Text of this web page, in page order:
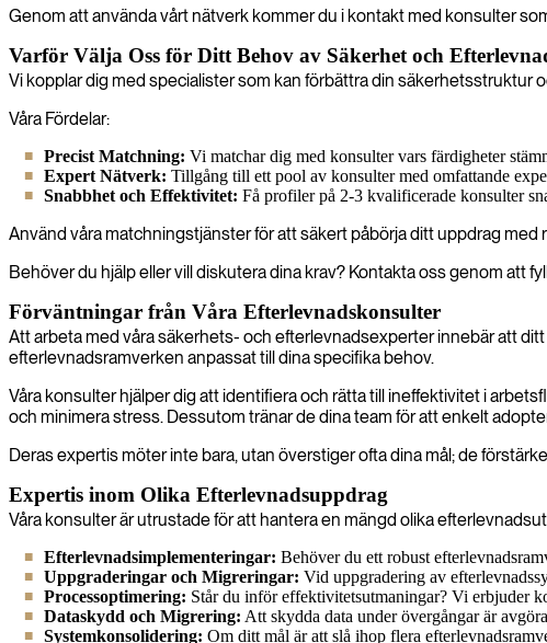
Genom att använda vårt nätverk kommer du i kontakt med konsulter
Varför Välja Oss för Ditt Behov av Säkerhet och
Vi kopplar dig med specialister som kan förbättra din säkerhetsstruktur
Våra Fördelar:
Precist Matchning: Vi matchar dig med konsulter vars färdigheter
Expert Nätverk: Tillgång till ett pool av konsulter med omfattande
Snabbhet och Effektivitet: Få profiler på 2-3 kvalificerade konsulter
Använd våra matchningstjänster för att säkert påbörja ditt uppdrag med
Behöver du hjälp eller vill diskutera dina krav? Kontakta oss genom att
Förväntningar från Våra Efterlevnadskonsulter
Att arbeta med våra säkerhets- och efterlevnadsexperter innebär att
efterlevnadsramverken anpassat till dina specifika behov.
Våra konsulter hjälper dig att identifiera och rätta till ineffektivitet i
och minimera stress. Dessutom tränar de dina team för att enkelt
Deras expertis möter inte bara, utan överstiger ofta dina mål; de
Expertis inom Olika Efterlevnadsuppdrag
Våra konsulter är utrustade för att hantera en mängd olika
Efterlevnadsimplementeringar: Behöver du ett robust
Uppgraderingar och Migreringar: Vid uppgradering av
Processoptimering: Står du inför effektivitetsutmaningar? Vi erbjuder
Dataskydd och Migrering: Att skydda data under övergångar är
Systemkonsolidering: Om ditt mål är att slå ihop flera